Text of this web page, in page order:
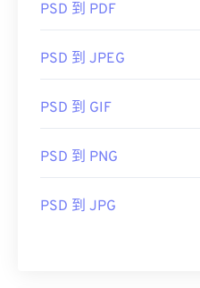
PSD 到 PDF
PSD 到 JPEG
PSD 到 GIF
PSD 到 PNG
PSD 到 JPG